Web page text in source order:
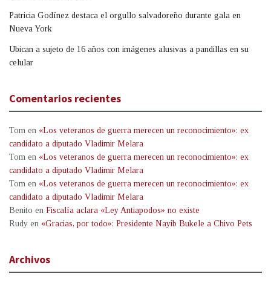
Patricia Godínez destaca el orgullo salvadoreño durante gala en
Nueva York
Ubican a sujeto de 16 años con imágenes alusivas a pandillas en su
celular
Comentarios recientes
Tom en «Los veteranos de guerra merecen un reconocimiento»: ex
candidato a diputado Vladimir Melara
Tom en «Los veteranos de guerra merecen un reconocimiento»: ex
candidato a diputado Vladimir Melara
Tom en «Los veteranos de guerra merecen un reconocimiento»: ex
candidato a diputado Vladimir Melara
Benito en Fiscalía aclara «Ley Antiapodos» no existe
Rudy en «Gracias, por todo»: Presidente Nayib Bukele a Chivo Pets
Archivos